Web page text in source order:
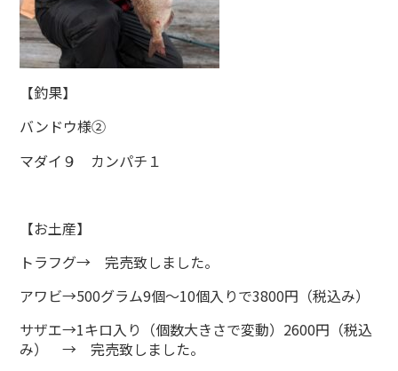
【釣果】
バンドウ様②
マダイ９ カンパチ１
【お土産】
トラフグ→ 完売致しました。
アワビ→500グラム9個～10個入りで3800円（税込み）
サザエ→1キロ入り（個数大きさで変動）2600円（税込
み） → 完売致しました。